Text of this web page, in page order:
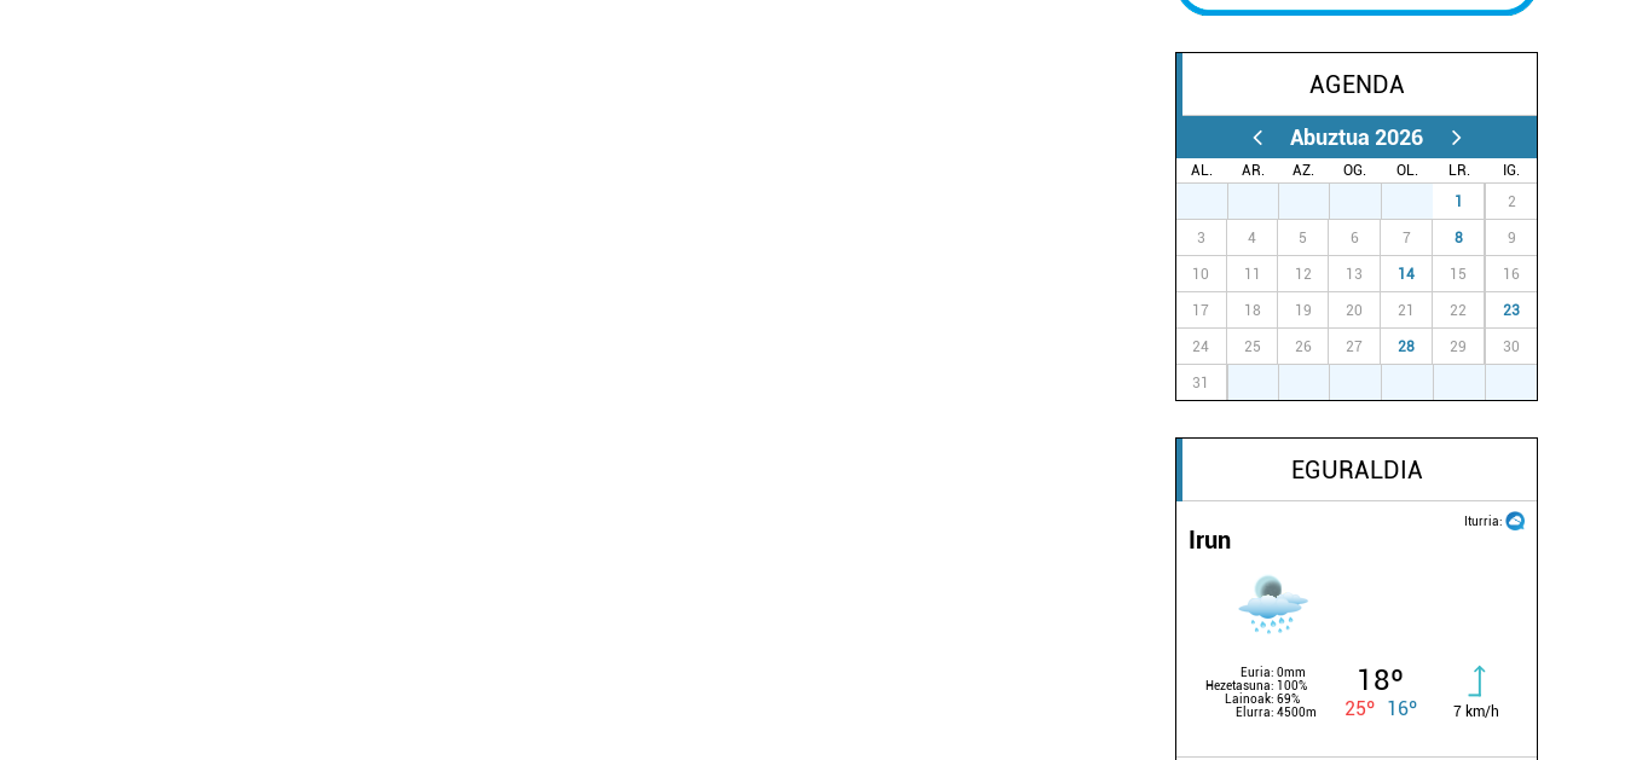
AGENDA
Abuztua 2026
AL. AR. AZ. OG. OL. LR.
IG.
1 2
3 4 5 6 7 8 9
10 11 12 13 14 15 16
17 18 19 20 21 22 23
24 25 26 27 28 29 30
31
EGURALDIA
Iturria:
Irun
Euria: 0mm
Hezetasuna: 100%
Lainoak: 69%
Elurra: 4500m
18º
25º 16º 7 km/h